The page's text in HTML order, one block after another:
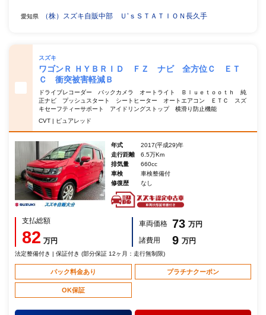
愛知県 （株）スズキ自販中部 Ｕ’ｓＳＴＡＴＩＯＮ長久手
スズキ
ワゴンＲ ＨＹＢＲＩＤ ＦＺ ナビ 全方位Ｃ ＥＴ
Ｃ 衝突被害軽減Ｂ
ドライブレコーダー バックカメラ オートライト Ｂｌｕｅｔｏｏｔｈ 純
正ナビ プッシュスタート シートヒーター オートエアコン ＥＴＣ スズ
キセーフティーサポート アイドリングストップ 横滑り防止機能
CVT | ピュアレッド
年式
2017(平成29)年
走行距離
6.5万Km
排気量
660cc
車検
車検整備付
修復歴
なし
支払総額
82 万円
車両価格 73 万円
諸費用
9 万円
法定整備付き | 保証付き (部分保証 12ヶ月：走行無制限)
パック料金あり プラチナクーポン
OK保証